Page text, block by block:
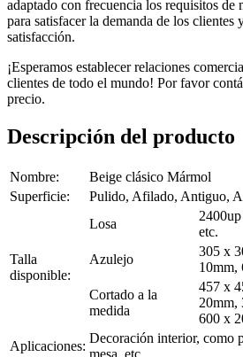
adaptado con frecuencia los requisitos de
para satisfacer la demanda de los clientes
satisfacción.
¡Esperamos establecer relaciones
clientes de todo el mundo! Por favor
precio.
Descripción del producto
Nombre:
Beige clásico Mármol
Superficie:
Pulido, Afilado, Antiguo,
Talla
disponible:
Losa
etc.
Azulejo
305 x
10mm,
Cortado a la
medida
457 x
20mm,
600 x
Aplicaciones:
Decoración interior, como
mesa, etc.